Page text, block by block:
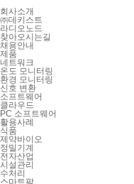
회사소개
㈜데키스트
라디오노드
찾아오시는길
채용안내
제품
네트워크
온도 모니터링
환경 모니터링
신호 변환
소프트웨어
클라우드
PC 소프트웨어
활용사례
식품
제약바이오
정밀기계
전자산업
시설관리
수처리
스마트팜